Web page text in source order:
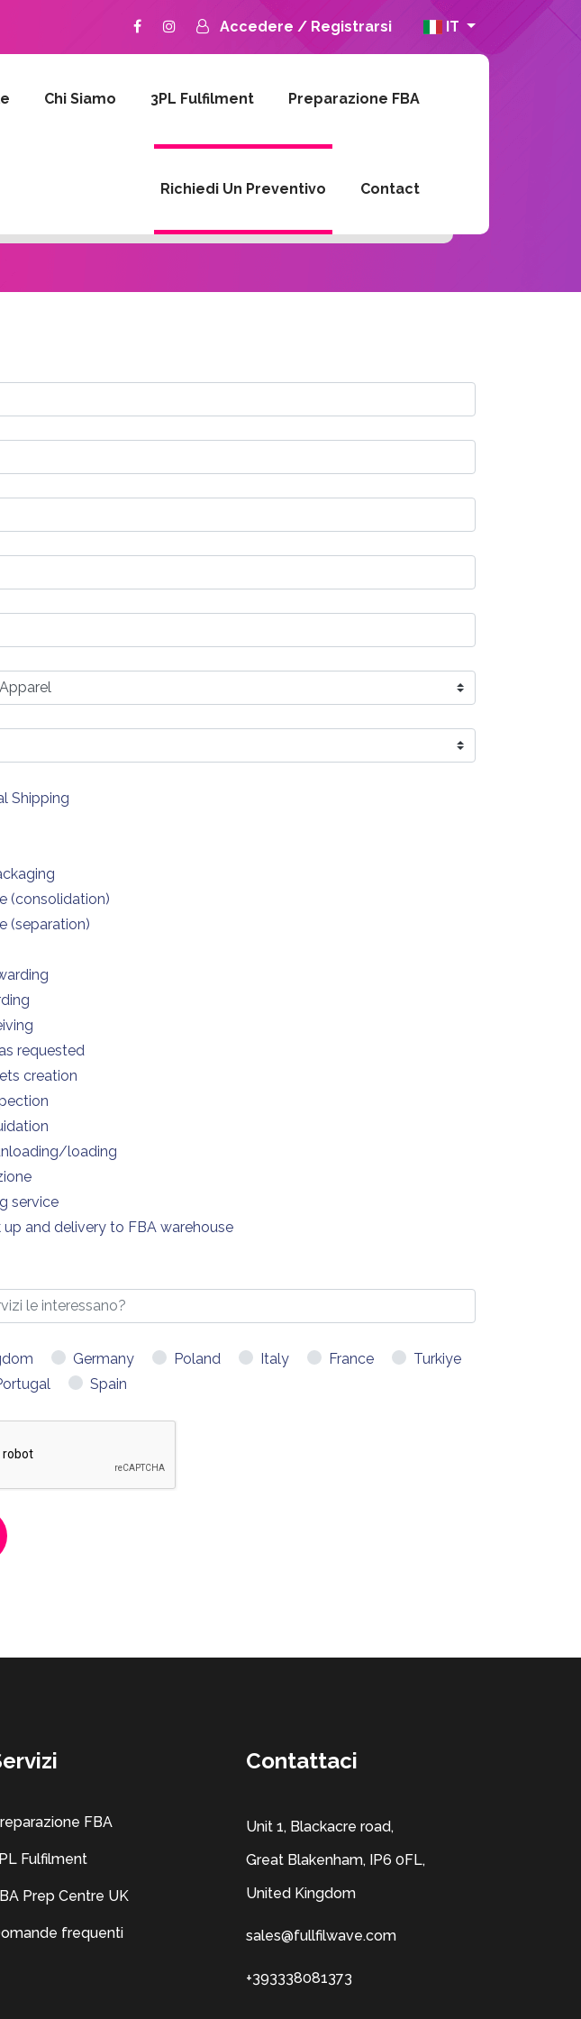
Accedere / Registrarsi IT
Chi Siamo 3PL Fulfilment Preparazione FBA
Richiedi Un Preventivo Contact
Shipping
(consolidation)
(separation)
requested
creation
loading
service
up and delivery to FBA warehouse
Germany Poland Italy France
Turkiye
Spain
FBA
Fulfilment
Prep Centre UK
frequenti
Contattaci
Unit 1, Blackacre road,
Great Blakenham, IP6 0FL,
United Kingdom
sales@fullfilwave.com
+393338081373